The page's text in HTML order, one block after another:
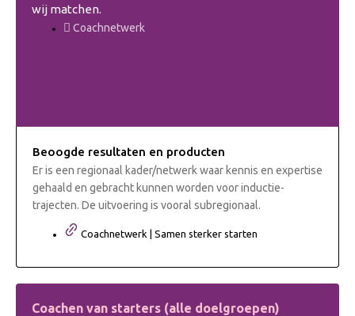
wij matchen.
Coachnetwerk
Beoogde resultaten en producten
Er is een regionaal kader/netwerk waar kennis en expertise
gehaald en gebracht kunnen worden voor inductie-
trajecten. De uitvoering is vooral subregionaal.
Coachnetwerk | Samen sterker starten
Coachen van starters (alle doelgroepen)